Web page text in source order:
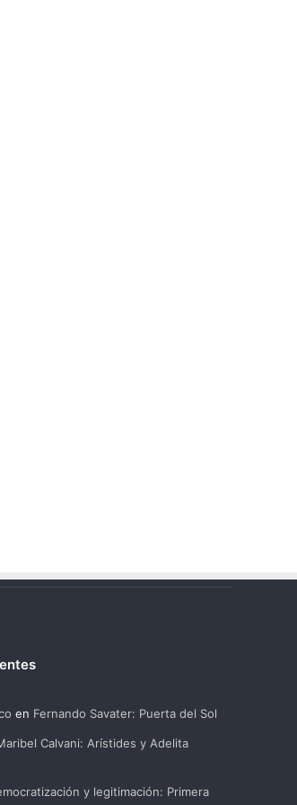
en Fernando Savater: Puerta del Sol
Calvani: Arístides y Adelita
y legitimación: Primera